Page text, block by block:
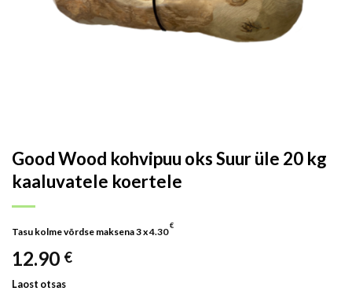
Good Wood kohvipuu oks Suur üle 20 kg
kaaluvatele koertele
Tasu kolme võrdse maksena 3 x4.30
€
12.90 €
Laost otsas